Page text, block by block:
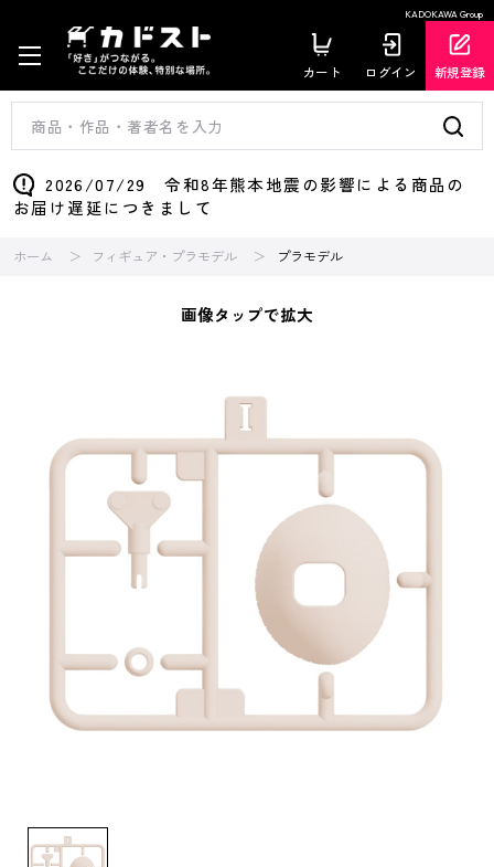
KADOKAWA Group
カート ログイン 新規登録
2026/07/29 令和8年熊本地震の影響による商品の
お届け遅延につきまして
ホーム フィギュア・プラモデル プラモデル
画像タップで拡大